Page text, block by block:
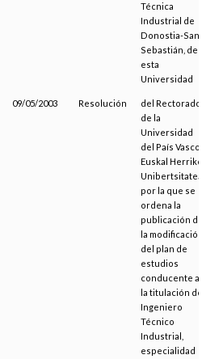
Técnica
Industrial de
Donostia-San
Sebastián, de
esta
Universidad
09/05/2003 Resolución
del Rectorado
de la
Universidad
del País Vasco /
Euskal Herriko
Unibertsitatea,
por la que se
ordena la
publicación de
la modificación
del plan de
estudios
conducente a
la titulación de
Ingeniero
Técnico
Industrial,
especialidad